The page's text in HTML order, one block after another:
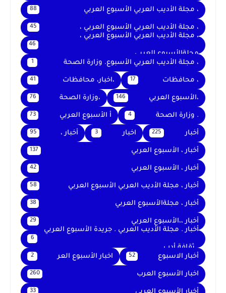
، مجلة الأديب العربي الأسبوع العربي 88
، مجلة الأديب العربي الأسبوع العربي ، 45
، مجلة الأديب العربي الأسبوع العربي ،
مجلةالأسبوع العربي
46
، مجلة الأديب العربي الأسبوع. وزارة الصحة 1
، محافظات 17 ،اخبار، محافظات 41
،الأسبوع العربي 146 ،وزارة الصحة 76
. وزارة الصحة 4 أ الأسبوع العربي 73
أخبار 225 اخبار 3 أخبار ، 95
أخبار ، الأسبوع العربي 137
أخبار ، الأسبوع العربي 42
أخبار ، مجلة الأديب العربي الأسبوع العربي 58
أخبار ، مجلةالأسبوع العربي 38
أخبار ،،الأسبوع العربي 29
أخبار . مجلة الأديب العربي . جريدة الأسبوع العربي
. ثقافة أدب
6
أخبار الاسبوع 52 اخبار الأسبوع العر 2
اخبار الأسبوع العرب 260
33